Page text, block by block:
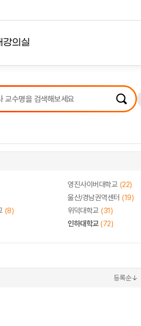
강의실
리스트
인증강의
영진사이버대학교 (22)
울산/경남권역센터 (19)
(8) 위덕대학교 (31)
인하대학교(72)
등록순↓